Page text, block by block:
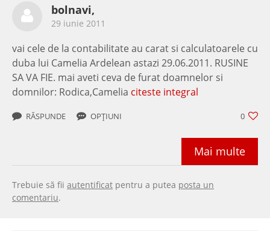
bolnavi,
29 iunie 2011
vai cele de la contabilitate au carat si calculatoarele cu
duba lui Camelia Ardelean astazi 29.06.2011. RUSINE
SA VA FIE. mai aveti ceva de furat doamnelor si
domnilor: Rodica,Camelia citeste integral
0
RĂSPUNDE OPȚIUNI
Mai multe
Trebuie să fii autentificat pentru a putea posta un
comentariu.